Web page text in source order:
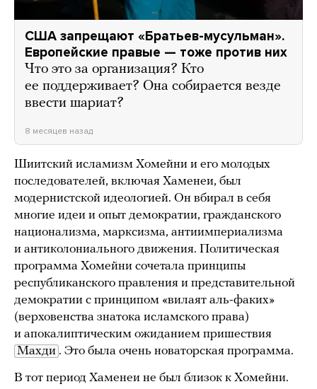
США запрещают «Братьев-мусульман».
Европейские правые — тоже против них
Что это за организация? Кто
ее поддерживает? Она собирается везде
ввести шариат?
8 месяцев назад
Шиитский исламизм Хомейни и его молодых
последователей, включая Хаменеи, был
модернистской идеологией. Он вбирал в себя
многие идеи и опыт демократии, гражданского
национализма, марксизма, антиимпериализма
и антиколониального движения. Политическая
программа Хомейни сочетала принципы
республиканского правления и представительной
демократии с принципом «вилаят аль-факих»
(верховенства знатока исламского права)
и апокалиптическим ожиданием пришествия
Махди . Это была очень новаторская программа.
В тот период Хаменеи не был близок к Хомейни.